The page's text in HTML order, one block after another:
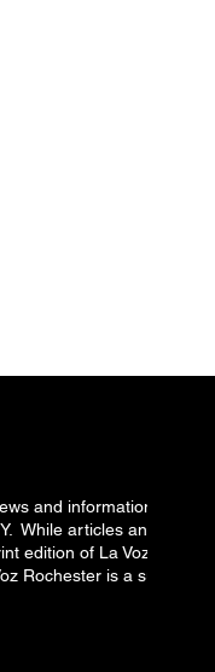
and information
While articles and
edition of La Voz is
Rochester is a